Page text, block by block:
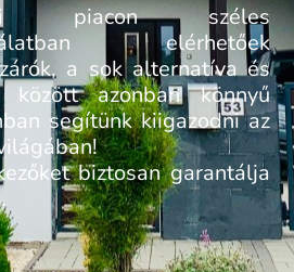
piacon széles
elérhetőek
a sok alternatíva és
között azonban könnyű
segítünk kiigazodni az
biztosangarantálja